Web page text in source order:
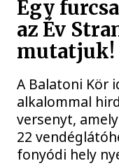
Egy
az Év
mutatjuk!
A Balatoni Kör
alkalommal
versenyt,
22
fonyódi hely